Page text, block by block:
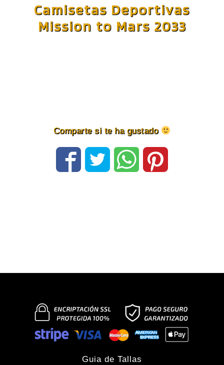
Camisetas Deportivas
Mission to Mars 2033
Comparte si te ha gustado
entradas
Guia de Tallas